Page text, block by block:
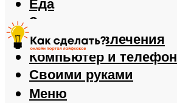
Еда
Здоровье
Игры и развлечения
Компьютер и телефон
Своими руками
Меню